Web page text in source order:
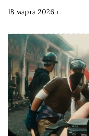
18 марта 2026 г.